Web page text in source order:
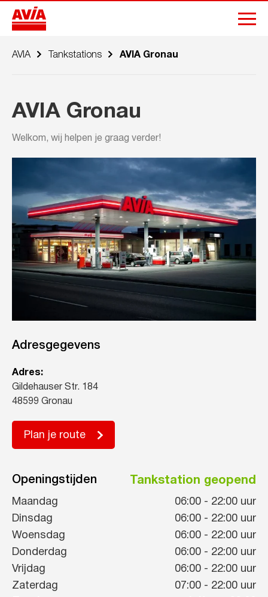
AVIA Tankstations AVIA Gronau
AVIA Gronau
Welkom, wij helpen je graag verder!
Adresgegevens
Adres:
Gildehauser Str. 184
48599 Gronau
Plan je route
Openingstijden Tankstation geopend
Maandag 06:00 - 22:00 uur
Dinsdag
06:00 - 22:00 uur
Woensdag
06:00 - 22:00 uur
Donderdag
06:00 - 22:00 uur
Vrijdag
06:00 - 22:00 uur
Zaterdag
07:00 - 22:00 uur